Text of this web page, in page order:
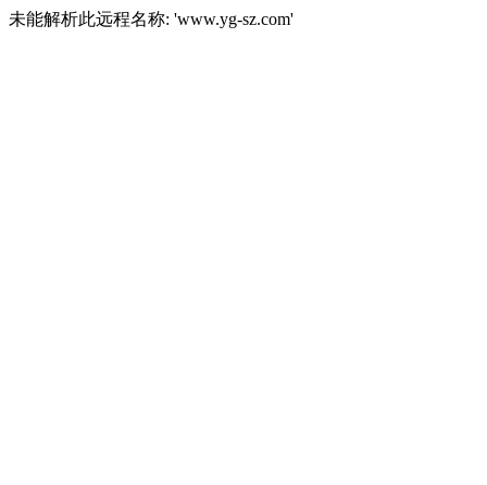
未能解析此远程名称: 'www.yg-sz.com'